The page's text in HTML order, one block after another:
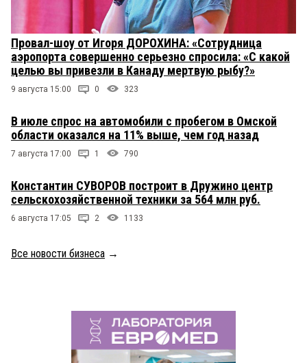
Провал-шоу от Игоря ДОРОХИНА: «Сотрудница
аэропорта совершенно серьезно спросила: «С какой
целью вы привезли в Канаду мертвую рыбу?»
9 августа 15:00 0 323
В июле спрос на автомобили с пробегом в Омской
области оказался на 11% выше, чем год назад
7 августа 17:00 1 790
Константин СУВОРОВ построит в Дружино центр
сельскохозяйственной техники за 564 млн руб.
6 августа 17:05 2 1133
Все новости бизнеса →